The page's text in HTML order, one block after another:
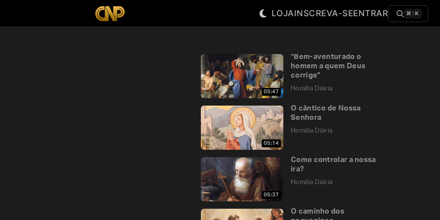
LOJAINSCREVA-SEENTRAR ⌘ K
05:47
“Bem-aventurado o
homem a quem Deus
corrige”
Homilia Diária
05:14
O cântico de Nossa
Senhora
Homilia Diária
05:37
Como controlar a nossa
ira?
Homilia Diária
O caminho dos